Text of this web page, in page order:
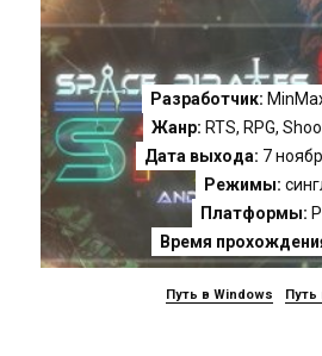
Разработчик:
Жанр: RTS, RPG,
Дата выхода: 7
Режимы:
Платформы:
Время
Путь в Windows Путь